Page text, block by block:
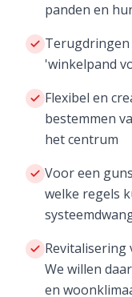
panden en
'winkelpand
Flexibel en
bestemmen
het centrum
Voor een
welke regels
Revitalisering
We willen
en